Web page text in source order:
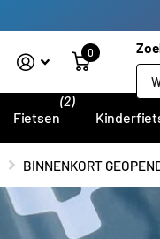
0
Fietsen
(2)
BINNENKORT